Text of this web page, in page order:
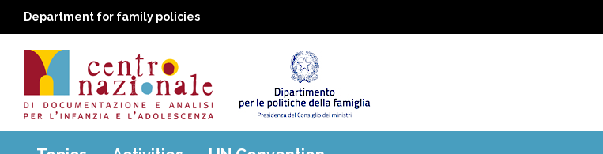
Department for family policies
Centro
Main